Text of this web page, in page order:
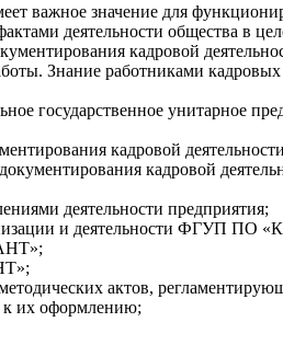
важное значение для
деятельности общества в
кадровой
Знание работниками
государственное унитарное
кадровой
кадровой
деятельности предприятия;
и деятельности ФГУП ПО
актов,
к их оформлению;